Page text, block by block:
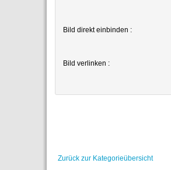
Bild direkt einbinden :
Bild verlinken :
Zurück zur Kategorieübersicht